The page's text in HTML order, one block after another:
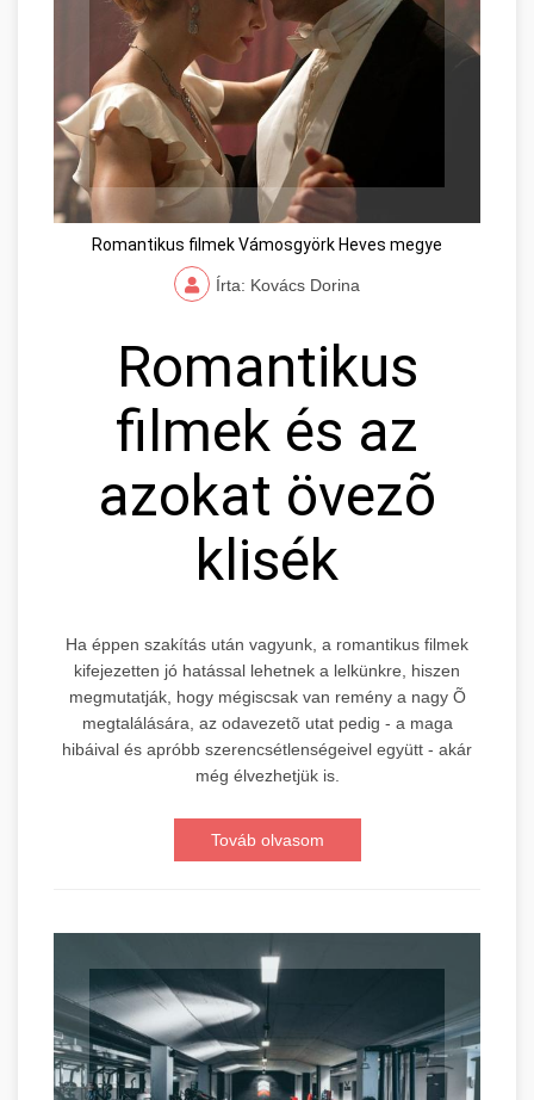
Romantikus filmek Vámosgyörk Heves megye
Írta: Kovács Dorina
Romantikus
filmek és az
azokat övezõ
klisék
Ha éppen szakítás után vagyunk, a romantikus filmek
kifejezetten jó hatással lehetnek a lelkünkre, hiszen
megmutatják, hogy mégiscsak van remény a nagy Õ
megtalálására, az odavezetõ utat pedig - a maga
hibáival és apróbb szerencsétlenségeivel együtt - akár
még élvezhetjük is.
Továb olvasom